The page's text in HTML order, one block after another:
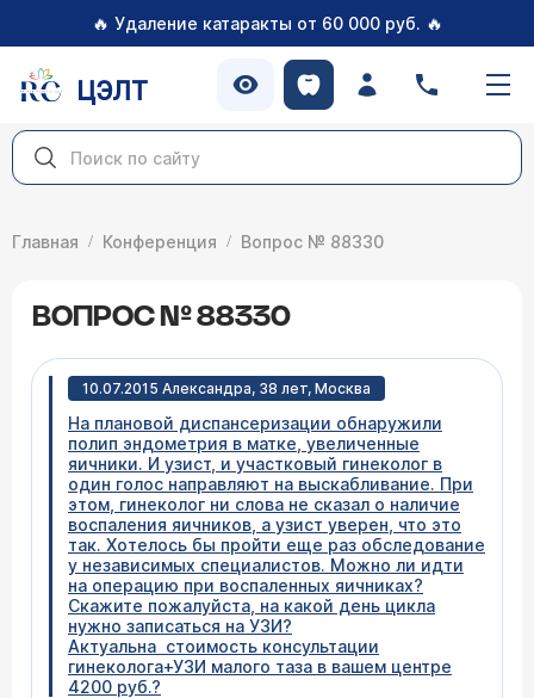
🔥 Удаление катаракты от 60 000 руб. 🔥
ЦЭЛТ
Главная Конференция Вопрос № 88330
ВОПРОС № 88330
10.07.2015 Александра, 38 лет, Москва
На плановой диспансеризации обнаружили
полип эндометрия в матке, увеличенные
яичники. И узист, и участковый гинеколог в
один голос направляют на выскабливание. При
этом, гинеколог ни слова не сказал о наличие
воспаления яичников, а узист уверен, что это
так. Хотелось бы пройти еще раз обследование
у независимых специалистов. Можно ли идти
на операцию при воспаленных яичниках?
Скажите пожалуйста, на какой день цикла
нужно записаться на УЗИ?
Актуальна стоимость консультации
гинеколога+УЗИ малого таза в вашем центре
4200 руб.?